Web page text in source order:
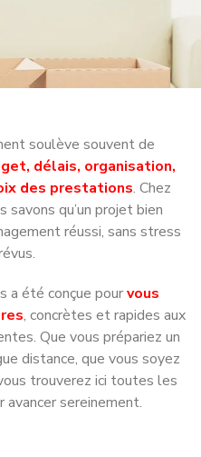
soulève souvent de
délais, organisation,
des prestations. Chez
savons qu’un projet bien
réussi, sans stress
a été conçue pourvous
, concrètes et rapides aux
Que vous prépariez un
distance, que vous soyez
trouverez ici toutes les
sereinement.